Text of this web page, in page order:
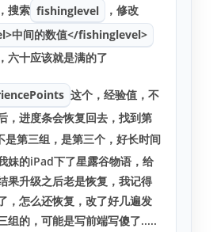
搜索 fishinglevel
，修改
中间的数值</fishinglevel>
六十应该就是满的了
这个，经验值，不
，进度条会恢复回去，找到第
是第三组，是第三个，好长时间
妹的iPad下了星露谷物语，给
果升级之后老是恢复，我记得
，怎么还恢复，改了好几遍发
组的，可能是写前端写傻了.....